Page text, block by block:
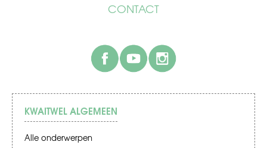
CONTACT
facebook
KWAITWEL ALGEMEEN
Alle onderwerpen